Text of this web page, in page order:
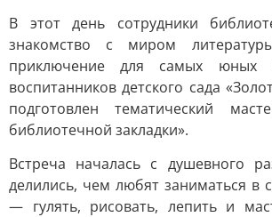
В этот день сотрудники
знакомство с миром
приключение для самых юных
воспитанников детского сада
подготовлен тематический
библиотечной закладки».
Встреча началась с душевного
делились, чем любят заниматься в
— гулять, рисовать, лепить и